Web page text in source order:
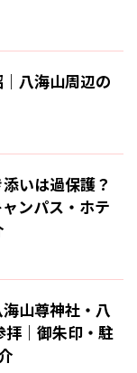
｜八海山周辺の
いは過保護？
ンパス・ホテ
海山尊神社・八
｜御朱印・駐